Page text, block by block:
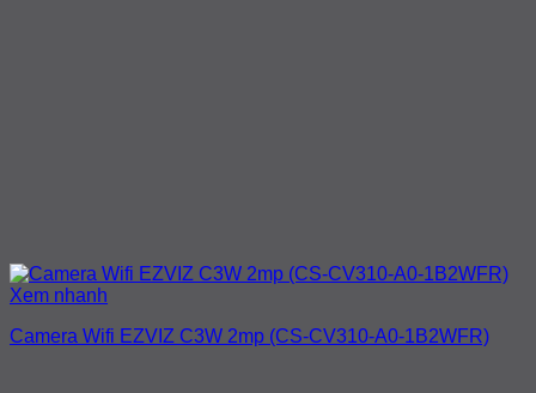
Xem nhanh
Camera Wifi EZVIZ C3W 2mp (CS-CV310-A0-1B2WFR)